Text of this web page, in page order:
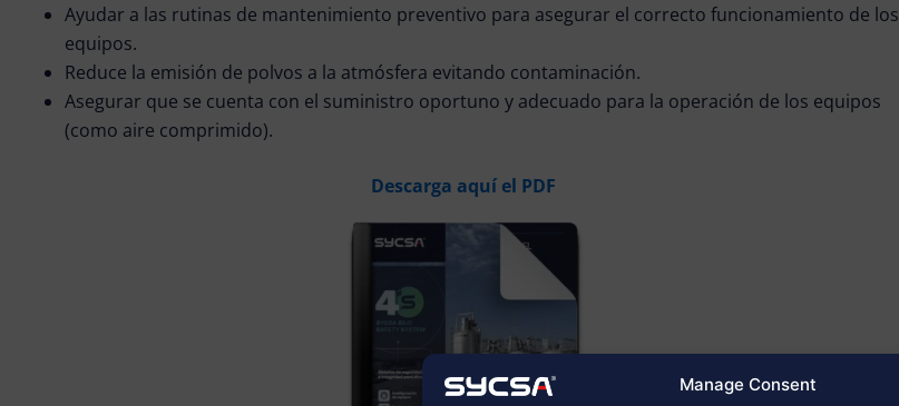
Manage Consent
Ayudar a las rutinas de mantenimiento preventivo para asegurar el correcto funcionamiento de los
equipos.
Reduce la emisión de polvos a la atmósfera evitando contaminación.
Asegurar que se cuenta con el suministro oportuno y adecuado para la operación de los equipos
(como aire comprimido).
Descarga aquí el PDF